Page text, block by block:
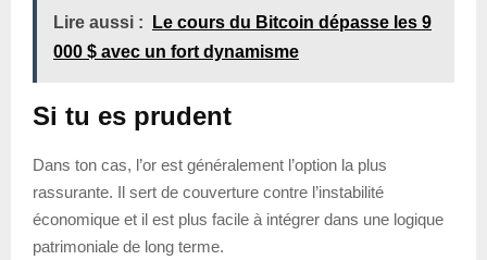
Lire aussi :
Le cours du Bitcoin dépasse les 9
000 $ avec un fort dynamisme
Si tu es prudent
Dans ton cas, l’or est généralement l’option la plus
rassurante. Il sert de couverture contre l’instabilité
économique et il est plus facile à intégrer dans une logique
patrimoniale de long terme.